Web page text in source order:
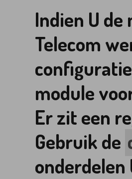
Indien U
Telecom
module
Er zit een
Gebruik de
onderdelen